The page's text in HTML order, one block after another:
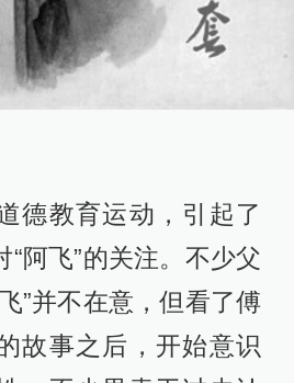
德教育运动，引起了
“阿飞”的关注。不少父
”并不在意，但看了傅
故事之后，开始意识